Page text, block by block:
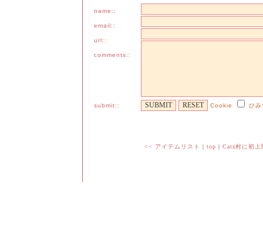
name::
email::
url::
comments::
submit:: Cookie ひみ
<< アイテムリスト | top | Catz村に初